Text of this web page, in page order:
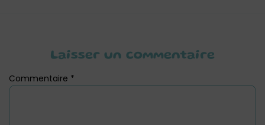
Laisser un commentaire
Commentaire *